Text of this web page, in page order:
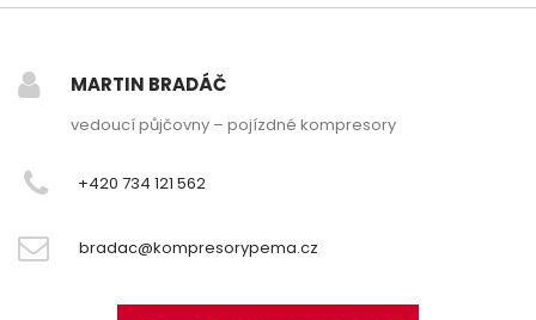
MARTIN BRADÁČ
vedoucí půjčovny – pojízdné kompresory
+420 734 121 562
bradac@kompresorypema.cz